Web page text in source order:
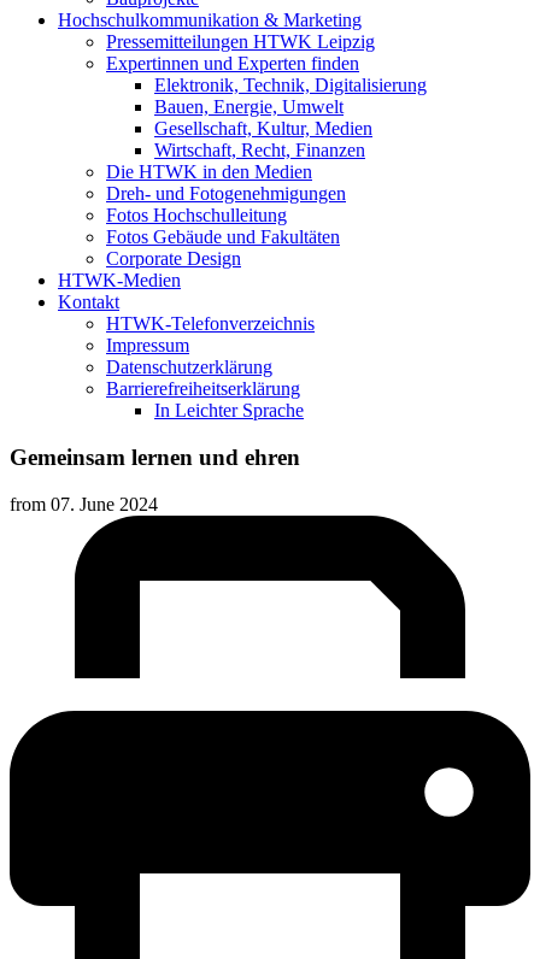
Hochschulkommunikation & Marketing
Pressemitteilungen HTWK Leipzig
Expertinnen und Experten finden
Elektronik, Technik, Digitalisierung
Bauen, Energie, Umwelt
Gesellschaft, Kultur, Medien
Wirtschaft, Recht, Finanzen
Die HTWK in den Medien
Dreh- und Fotogenehmigungen
Fotos Hochschulleitung
Fotos Gebäude und Fakultäten
Corporate Design
HTWK-Medien
Kontakt
HTWK-Telefonverzeichnis
Impressum
Datenschutzerklärung
Barrierefreiheitserklärung
In Leichter Sprache
Gemeinsam lernen und ehren
from 07. June 2024